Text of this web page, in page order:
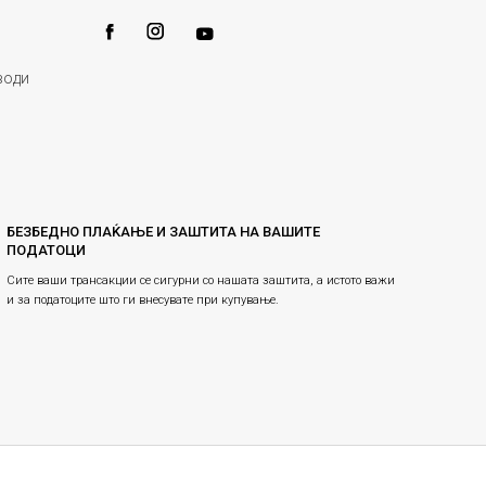
БЕЗБЕДНО ПЛАЌАЊЕ И ЗАШТИТА НА ВАШИТЕ
ПОДАТОЦИ
Сите ваши трансакции се сигурни со нашата заштита, а истото важи
и за податоците што ги внесувате при купување.